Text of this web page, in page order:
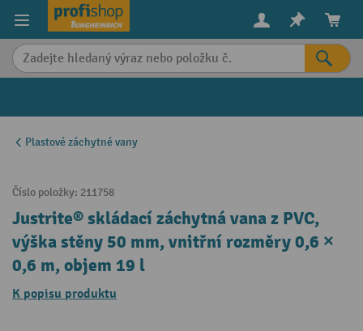
content
Plastové záchytné vany
Číslo položky: 211758
Justrite® skládací záchytná vana z PVC,
výška stěny 50 mm, vnitřní rozměry 0,6 ×
0,6 m, objem 19 l
K popisu produktu